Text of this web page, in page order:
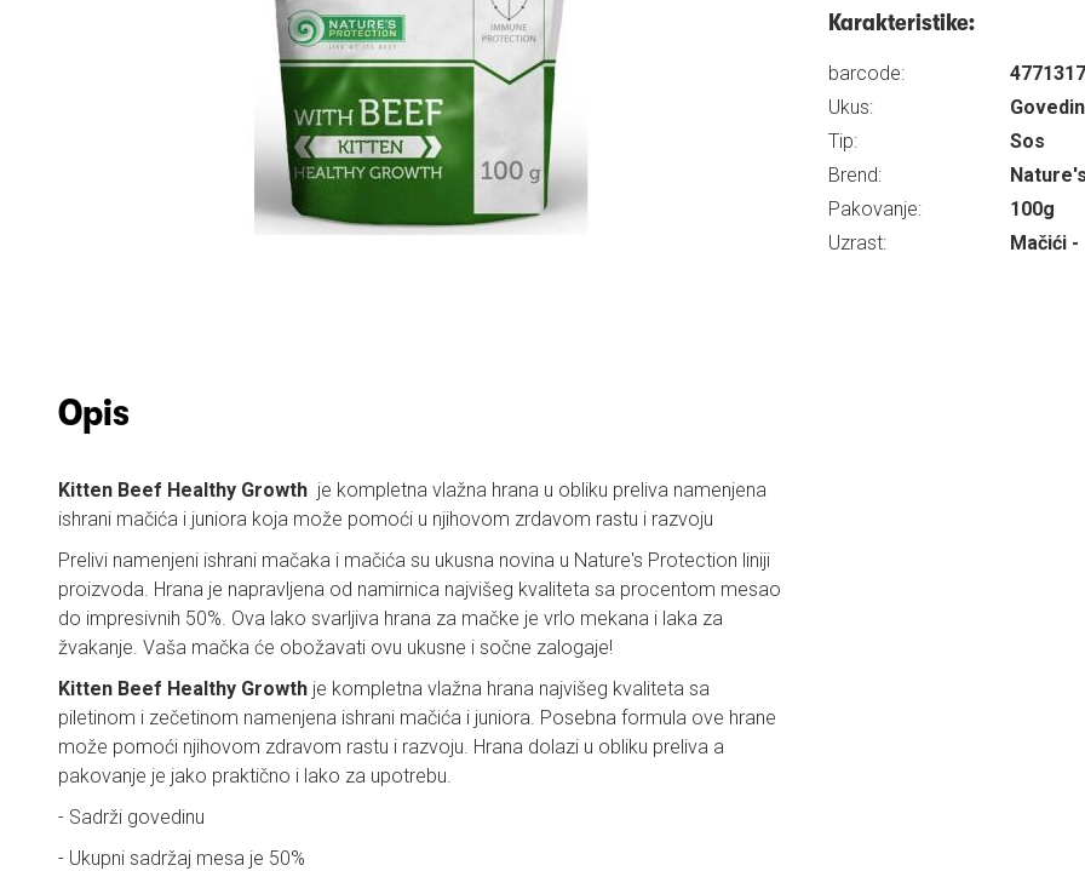
Opis
Kitten Beef Healthy Growth je kompletna vlažna hrana u obliku preliva namenjena
ishrani mačića i juniora koja može pomoći u njihovom zrdavom rastu i razvoju
Prelivi namenjeni ishrani mačaka i mačića su ukusna novina u Nature's Protection liniji
proizvoda. Hrana je napravljena od namirnica najvišeg kvaliteta sa procentom mesao
do impresivnih 50%. Ova lako svarljiva hrana za mačke je vrlo mekana i laka za
žvakanje. Vaša mačka će obožavati ovu ukusne i sočne zalogaje!
Kitten Beef Healthy Growth je kompletna vlažna hrana najvišeg kvaliteta sa
piletinom i zečetinom namenjena ishrani mačića i juniora. Posebna formula ove hrane
može pomoći njihovom zdravom rastu i razvoju. Hrana dolazi u obliku preliva a
pakovanje je jako praktično i lako za upotrebu.
- Sadrži govedinu
- Ukupni sadržaj mesa je 50%
Karakteristike:
barcode:
Ukus:
Tip:
Sos
Brend:
Pakovanje:
100g
Uzrast:
Mačići